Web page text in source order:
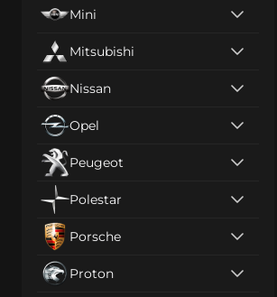
Mini
Mitsubishi
Nissan
Opel
Peugeot
Polestar
Porsche
Proton